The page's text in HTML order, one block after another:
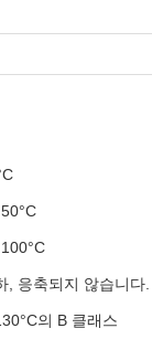
, 응축되지 않습니다.
의 B 클래스